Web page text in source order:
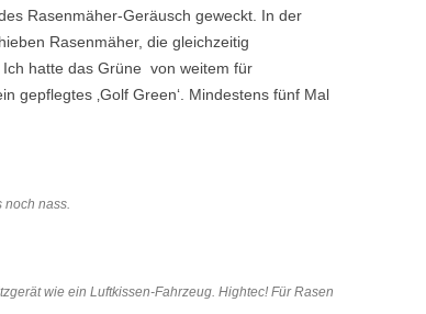
Rasenmäher-Geräusch geweckt. In der
Rasenmäher, die gleichzeitig
hatte das Grüne von weitem für
gepflegtes ‚Golf Green‘. Mindestens fünf Mal
noch nass.
wie ein Luftkissen-Fahrzeug. Hightec! Für Rasen